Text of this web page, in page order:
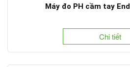
Máy đo PH cầm tay
Chi tiết